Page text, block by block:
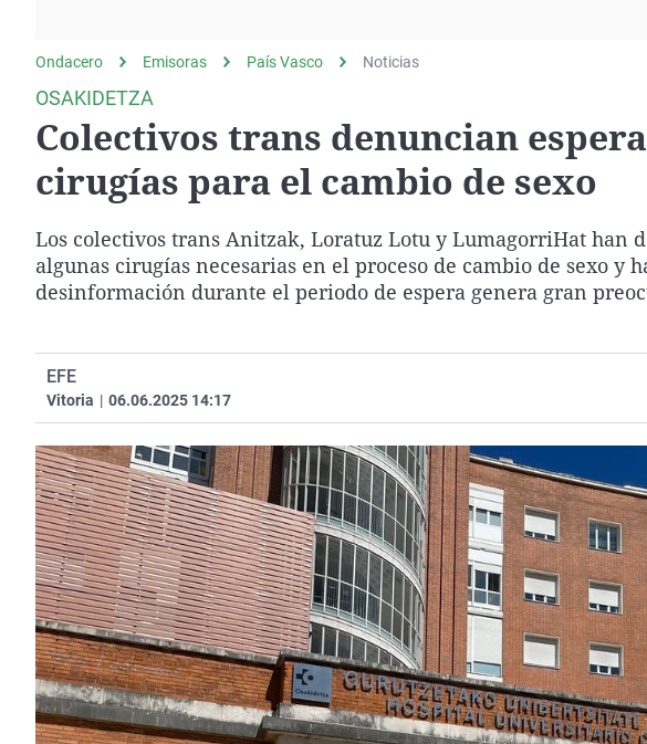
Operación Viuda
Negra
Ondacero Emisoras País Vasco Noticias
OSAKIDETZA
Colectivos trans denuncian
cirugías para el cambio de sexo
Los colectivos trans Anitzak, Loratuz Lotu y LumagorriHat han
algunas cirugías necesarias en el proceso de cambio de sexo y
desinformación durante el periodo de espera genera gran
EFE
Vitoria | 06.06.2025 14:17